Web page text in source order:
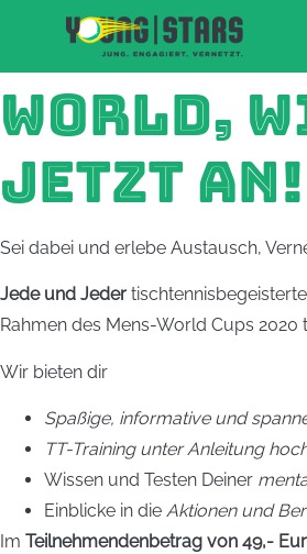
WORLD,
JETZT AN!
Sei dabei und erlebe Austausch,
Jede und Jeder
Rahmen des Mens-World Cups 2020
Wir bieten dir
Spaßige, informative und
TT-Training unter Anleitung
Wissen und Testen Deiner
Einblicke in die Aktionen und
Im Teilnehmendenbetrag von 49,-